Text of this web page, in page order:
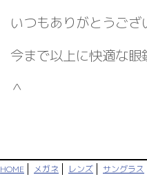
いつもありがとうござ
今まで以上に快適な
＾
HOME メガネ レンズ サングラス